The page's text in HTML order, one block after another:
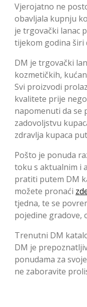
Vjerojatno ne
obavljala kupnju
je trgovački lanac
tijekom godina širi
DM je trgovački
kozmetičkih,
Svi proizvodi
kvalitete prije
napomenuti da se
zadovoljstvu
zdravlja kupaca
Pošto je ponuda
toku s aktualnim i
pratiti putem DM
možete pronaći
tjedna, te se
pojedine gradove,
Trenutni DM
DM je
ponudama za
ne zaboravite